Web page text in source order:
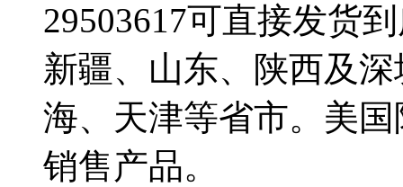
29503617可直接发货
新疆、山东、陕西及
海、天津等省市。美
销售产品。